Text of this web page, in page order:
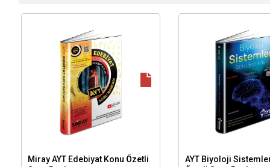
Miray AYT Edebiyat Konu Özetli
AYT Biyoloji